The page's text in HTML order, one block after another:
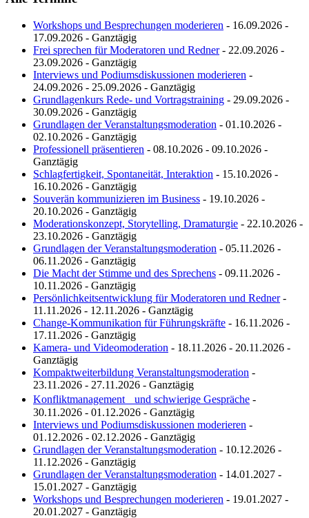
Workshops und Besprechungen moderieren - 16.09.2026 -
17.09.2026 - Ganztägig
Frei sprechen für Moderatoren und Redner- 22.09.2026 -
23.09.2026 - Ganztägig
Interviews und Podiumsdiskussionen moderieren -
24.09.2026 - 25.09.2026 - Ganztägig
Grundlagenkurs Rede- und Vortragstraining - 29.09.2026 -
30.09.2026 - Ganztägig
Grundlagen der Veranstaltungsmoderation - 01.10.2026 -
02.10.2026 - Ganztägig
Professionell präsentieren - 08.10.2026 - 09.10.2026 -
Ganztägig
Schlagfertigkeit, Spontaneität, Interaktion - 15.10.2026 -
16.10.2026 - Ganztägig
Souverän kommunizieren im Business - 19.10.2026 -
20.10.2026 - Ganztägig
Moderationskonzept, Storytelling, Dramaturgie - 22.10.2026 -
23.10.2026 - Ganztägig
Grundlagen der Veranstaltungsmoderation - 05.11.2026 -
06.11.2026 - Ganztägig
Die Macht der Stimme und des Sprechens - 09.11.2026 -
10.11.2026 - Ganztägig
Persönlichkeitsentwicklung für Moderatoren und Redner-
11.11.2026 - 12.11.2026 - Ganztägig
Change-Kommunikation für Führungskräfte - 16.11.2026 -
17.11.2026 - Ganztägig
Kamera- und Videomoderation - 18.11.2026 - 20.11.2026 -
Ganztägig
Kompaktweiterbildung Veranstaltungsmoderation -
23.11.2026 - 27.11.2026 - Ganztägig
Konfliktmanagement und schwierige Gespräche -
30.11.2026 - 01.12.2026 - Ganztägig
Interviews und Podiumsdiskussionen moderieren -
01.12.2026 - 02.12.2026 - Ganztägig
Grundlagen der Veranstaltungsmoderation - 10.12.2026 -
11.12.2026 - Ganztägig
Grundlagen der Veranstaltungsmoderation - 14.01.2027 -
15.01.2027 - Ganztägig
Workshops und Besprechungen moderieren - 19.01.2027 -
20.01.2027 - Ganztägig